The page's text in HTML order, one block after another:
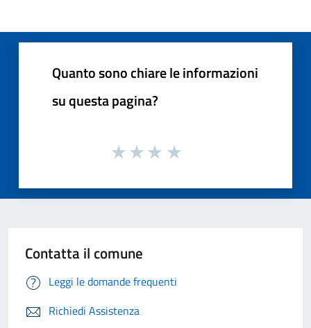
Quanto sono chiare le informazioni
su questa pagina?
Contatta il comune
Leggi le domande frequenti
Richiedi Assistenza